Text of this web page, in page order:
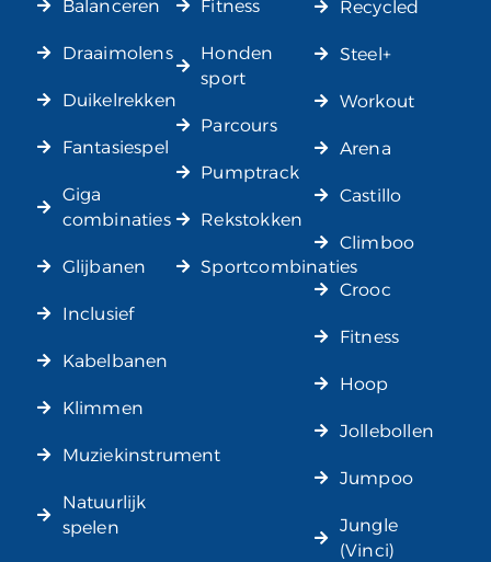
Balanceren
Draaimolens
Duikelrekken
Fantasiespel
Giga
combinaties
Glijbanen
Inclusief
Kabelbanen
Klimmen
Muziekinstrument
Natuurlijk
spelen
Fitness
Honden
sport
Parcours
Pumptrack
Rekstokken
Sportcombinaties
Recycled
Steel+
Workout
Arena
Castillo
Climboo
Crooc
Fitness
Hoop
Jollebollen
Jumpoo
Jungle
(Vinci)